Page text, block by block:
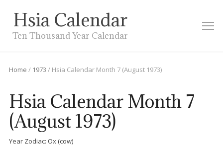
Hsia Calendar
Ten Thousand Year Calendar
Home / 1973 / Hsia Calendar Month 7 (August 1973)
Hsia Calendar Month 7
(August 1973)
Year Zodiac: Ox (cow)